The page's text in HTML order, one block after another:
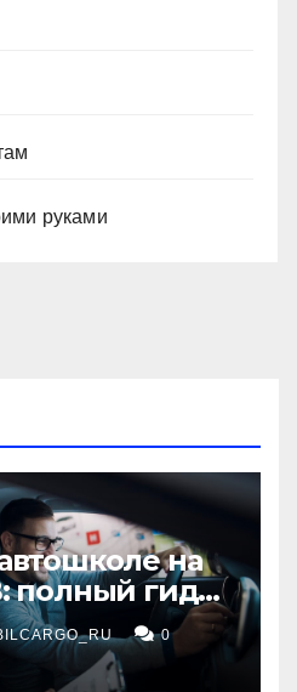
руками
на
полный гид
водителей
0